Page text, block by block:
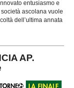
entusiasmo e
ascolana vuole
dell’ultima annata
AP.